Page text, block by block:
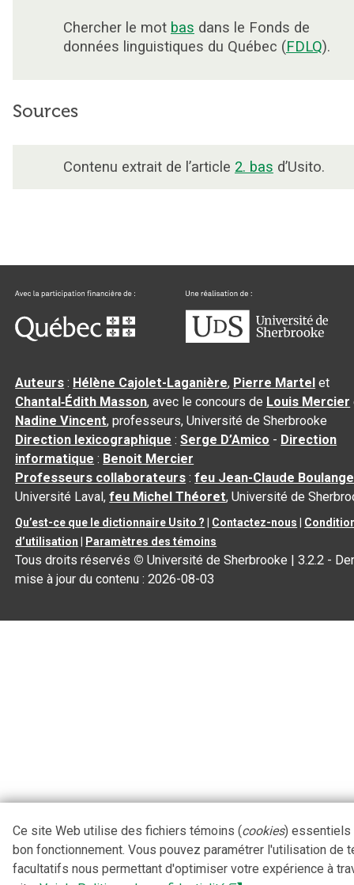
Chercher le mot bas dans le Fonds de
données linguistiques du Québec (FDLQ).
Sources
Contenu extrait de l’article 2. bas d’Usito.
Auteurs : Hélène Cajolet-Laganière, Pierre Martel et
Chantal‑Édith Masson, avec le concours de Louis Mercier
Nadine Vincent, professeurs, Université de Sherbrooke
Direction lexicographique :Serge D’Amico - Direction
informatique : Benoit Mercier
Professeurs collaborateurs :feu Jean-Claude
Université Laval,feu Michel Théoret, Université de
Qu’est-ce que le dictionnaire Usito ? Contactez-nous
d’utilisation
Paramètres des témoins
Tous droits réservés © Université de Sherbrooke |3.2.2 -
mise à jour du contenu :2026-08-03
Ce site Web utilise des fichiers témoins (cookies) essentiels
bon fonctionnement. Vous pouvez paramétrer l'utilisation de
facultatifs nous permettant d'optimiser votre expérience à